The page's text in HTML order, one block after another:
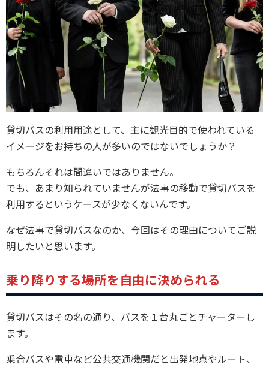
貸切バスの利用用途として、主に観光目的で使われている
イメージをお持ちの人が多いのではないでしょうか？
もちろんそれは間違いではありません。
でも、あまり知られていませんが法事の移動で貸切バスを
利用するというケースが少なくないんです。
なぜ法事で貸切バスなのか、今回はその理由についてご説
明したいと思います。
乗り降りする場所を自由に決められる
貸切バスはその名の通り、バスを１台丸ごとチャーターし
ます。
乗合バスや電車など公共交通機関だと出発地点やルート、